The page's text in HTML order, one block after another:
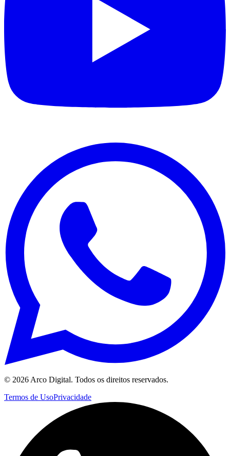
© 2026 Arco Digital. Todos os direitos reservados.
Termos de UsoPrivacidade